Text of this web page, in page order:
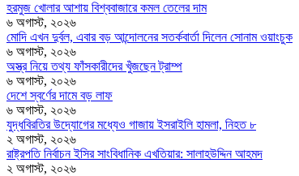
হরমুজ খোলার আশায় বিশ্ববাজারে কমল তেলের দাম
৬ অগাস্ট, ২০২৬
মোদি এখন দুর্বল, এবার বড় আন্দোলনের সতর্কবার্তা দিলেন সোনাম ওয়াংচুক
৬ অগাস্ট, ২০২৬
অস্ত্র নিয়ে তথ্য ফাঁসকারীদের খুঁজছেন ট্রাম্প
৬ অগাস্ট, ২০২৬
দেশে স্বর্ণের দামে বড় লাফ
৬ অগাস্ট, ২০২৬
যুদ্ধবিরতির উদ্যোগের মধ্যেও গাজায় ইসরাইলি হামলা, নিহত ৮
২ অগাস্ট, ২০২৬
রাষ্ট্রপতি নির্বাচন ইসির সাংবিধানিক এখতিয়ার: সালাহউদ্দিন আহমদ
২ অগাস্ট, ২০২৬